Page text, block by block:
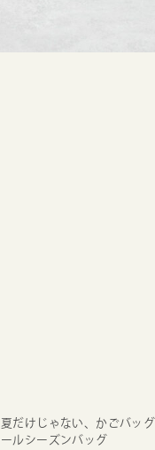
夏だけじゃない、かごバッ
ールシーズンバッグ